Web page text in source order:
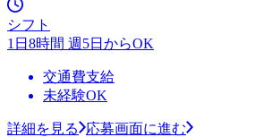
シフト
1日8時間 週5日からOK
交通費支給
未経験OK
詳細を見る
応募画面に進む